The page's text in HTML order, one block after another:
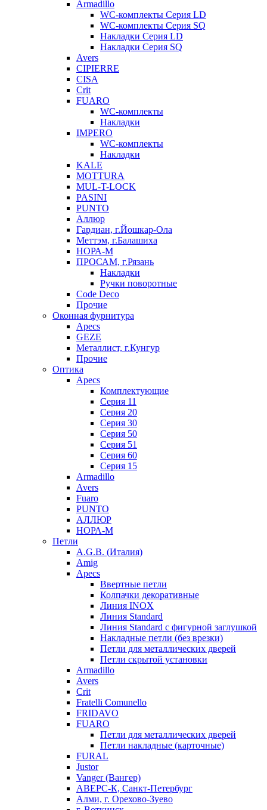
Armadillo
WC-комплекты Серия LD
WC-комплекты Серия SQ
Накладки Серия LD
Накладки Серия SQ
Avers
CIPIERRE
CISA
Crit
FUARO
WC-комплекты
Накладки
IMPERO
WC-комплекты
Накладки
KALE
MOTTURA
MUL-T-LOCK
PASINI
PUNTO
Аллюр
Гардиан, г.Йошкар-Ола
Меттэм, г.Балашиха
НОРА-М
ПРОСАМ, г.Рязань
Накладки
Ручки поворотные
Code Deco
Прочие
Оконная фурнитура
Apecs
GEZE
Металлист, г.Кунгур
Прочие
Оптика
Apecs
Комплектующие
Серия 11
Серия 20
Серия 30
Серия 50
Серия 51
Серия 60
Серия 15
Armadillo
Avers
Fuaro
PUNTO
АЛЛЮР
НОРА-М
Петли
A.G.B. (Италия)
Amig
Apecs
Ввертные петли
Колпачки декоративные
Линия INOX
Линия Standard
Линия Standard с фигурной заглушкой
Накладные петли (без врезки)
Петли для металлических дверей
Петли скрытой установки
Armadillo
Avers
Crit
Fratelli Comunello
FRIDAVO
FUARO
Петли для металлических дверей
Петли накладные (карточные)
FURAL
Justor
Vanger (Вангер)
АВЕРС-К, Санкт-Петербург
Алми, г. Орехово-Зуево